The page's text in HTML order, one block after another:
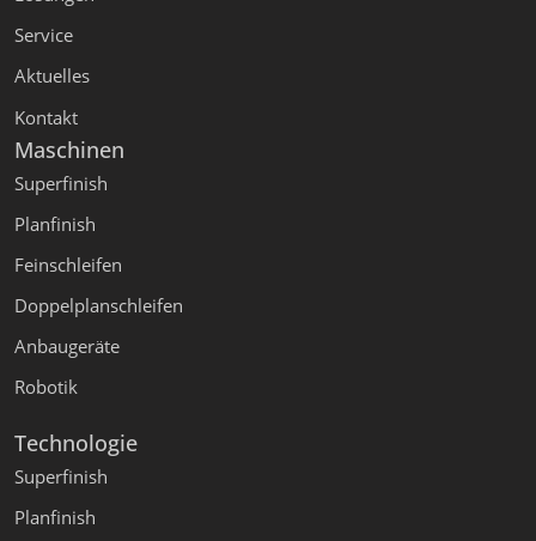
Service
Aktuelles
Kontakt
Maschinen
Superfinish
Planfinish
Feinschleifen
Doppelplanschleifen
Anbaugeräte
Robotik
Technologie
Superfinish
Planfinish